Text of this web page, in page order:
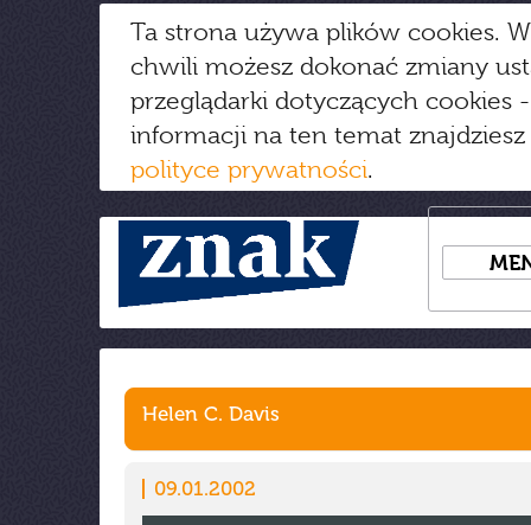
Ta strona używa plików cookies.
chwili możesz dokonać zmiany
przeglądarki dotyczących cookies
informacji na ten temat
polityce prywatności.
Helen C. Davis
09.01.2002